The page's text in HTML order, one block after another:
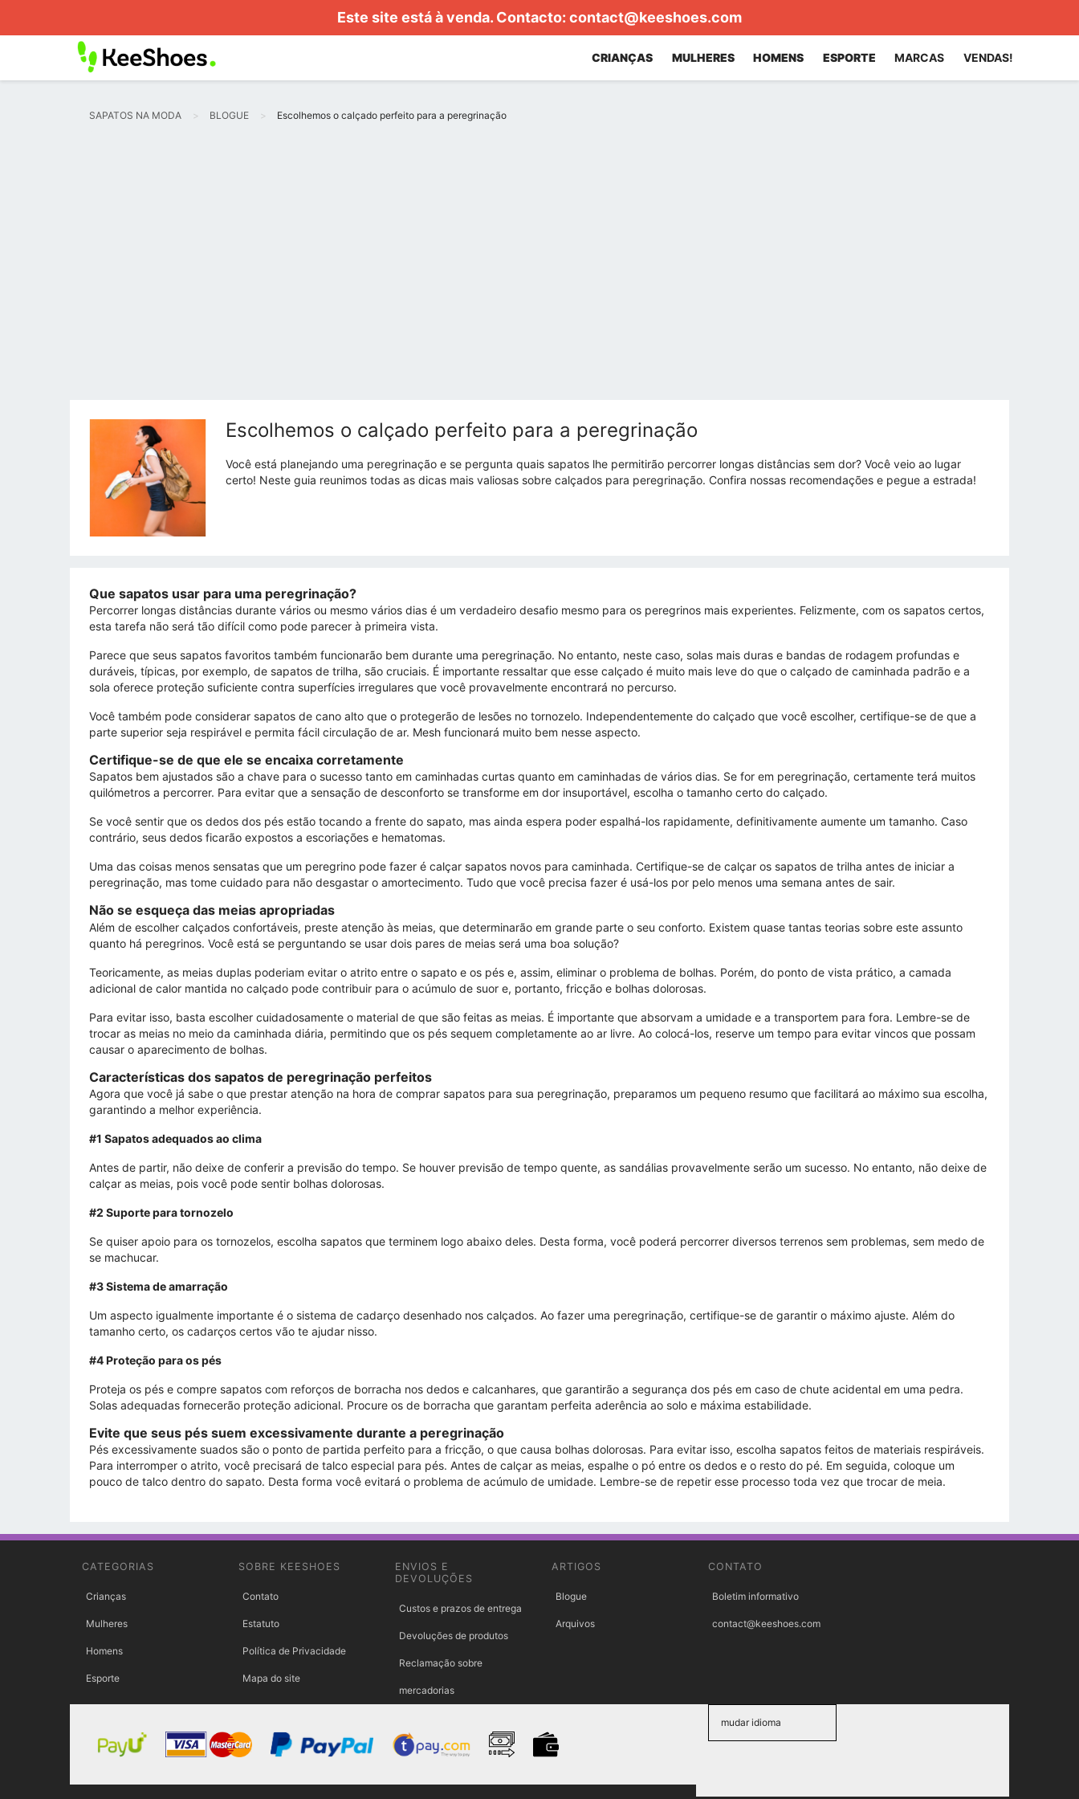
Este site está à venda. Contacto: contact@keeshoes.com
CRIANÇAS MULHERES HOMENS ESPORTE MARCAS VENDAS!
SAPATOS NA MODA BLOGUE Escolhemos o calçado perfeito para a peregrinação
Escolhemos o calçado perfeito para a peregrinação
Você está planejando uma peregrinação e se pergunta quais sapatos lhe permitirão percorrer longas distâncias sem dor? Você veio ao lugar
certo! Neste guia reunimos todas as dicas mais valiosas sobre calçados para peregrinação. Confira nossas recomendações e pegue a estrada!
Que sapatos usar para uma peregrinação?
Percorrer longas distâncias durante vários ou mesmo vários dias é um verdadeiro desafio mesmo para os peregrinos mais experientes. Felizmente, com os sapatos certos,
esta tarefa não será tão difícil como pode parecer à primeira vista.
Parece que seus sapatos favoritos também funcionarão bem durante uma peregrinação. No entanto, neste caso, solas mais duras e bandas de rodagem profundas e
duráveis, típicas, por exemplo, de sapatos de trilha, são cruciais. É importante ressaltar que esse calçado é muito mais leve do que o calçado de caminhada padrão e a
sola oferece proteção suficiente contra superfícies irregulares que você provavelmente encontrará no percurso.
Você também pode considerar sapatos de cano alto que o protegerão de lesões no tornozelo. Independentemente do calçado que você escolher, certifique-se de que a
parte superior seja respirável e permita fácil circulação de ar. Mesh funcionará muito bem nesse aspecto.
Certifique-se de que ele se encaixa corretamente
Sapatos bem ajustados são a chave para o sucesso tanto em caminhadas curtas quanto em caminhadas de vários dias. Se for em peregrinação, certamente terá muitos
quilómetros a percorrer. Para evitar que a sensação de desconforto se transforme em dor insuportável, escolha o tamanho certo do calçado.
Se você sentir que os dedos dos pés estão tocando a frente do sapato, mas ainda espera poder espalhá-los rapidamente, definitivamente aumente um tamanho. Caso
contrário, seus dedos ficarão expostos a escoriações e hematomas.
Uma das coisas menos sensatas que um peregrino pode fazer é calçar sapatos novos para caminhada. Certifique-se de calçar os sapatos de trilha antes de iniciar a
peregrinação, mas tome cuidado para não desgastar o amortecimento. Tudo que você precisa fazer é usá-los por pelo menos uma semana antes de sair.
Não se esqueça das meias apropriadas
Além de escolher calçados confortáveis, preste atenção às meias, que determinarão em grande parte o seu conforto. Existem quase tantas teorias sobre este assunto
quanto há peregrinos. Você está se perguntando se usar dois pares de meias será uma boa solução?
Teoricamente, as meias duplas poderiam evitar o atrito entre o sapato e os pés e, assim, eliminar o problema de bolhas. Porém, do ponto de vista prático, a camada
adicional de calor mantida no calçado pode contribuir para o acúmulo de suor e, portanto, fricção e bolhas dolorosas.
Para evitar isso, basta escolher cuidadosamente o material de que são feitas as meias. É importante que absorvam a umidade e a transportem para fora. Lembre-se de
trocar as meias no meio da caminhada diária, permitindo que os pés sequem completamente ao ar livre. Ao colocá-los, reserve um tempo para evitar vincos que possam
causar o aparecimento de bolhas.
Características dos sapatos de peregrinação perfeitos
Agora que você já sabe o que prestar atenção na hora de comprar sapatos para sua peregrinação, preparamos um pequeno resumo que facilitará ao máximo sua escolha,
garantindo a melhor experiência.
#1 Sapatos adequados ao clima
Antes de partir, não deixe de conferir a previsão do tempo. Se houver previsão de tempo quente, as sandálias provavelmente serão um sucesso. No entanto, não deixe de
calçar as meias, pois você pode sentir bolhas dolorosas.
#2 Suporte para tornozelo
Se quiser apoio para os tornozelos, escolha sapatos que terminem logo abaixo deles. Desta forma, você poderá percorrer diversos terrenos sem problemas, sem medo de
se machucar.
#3 Sistema de amarração
Um aspecto igualmente importante é o sistema de cadarço desenhado nos calçados. Ao fazer uma peregrinação, certifique-se de garantir o máximo ajuste. Além do
tamanho certo, os cadarços certos vão te ajudar nisso.
#4 Proteção para os pés
Proteja os pés e compre sapatos com reforços de borracha nos dedos e calcanhares, que garantirão a segurança dos pés em caso de chute acidental em uma pedra.
Solas adequadas fornecerão proteção adicional. Procure os de borracha que garantam perfeita aderência ao solo e máxima estabilidade.
Evite que seus pés suem excessivamente durante a peregrinação
Pés excessivamente suados são o ponto de partida perfeito para a fricção, o que causa bolhas dolorosas. Para evitar isso, escolha sapatos feitos de materiais respiráveis.
Para interromper o atrito, você precisará de talco especial para pés. Antes de calçar as meias, espalhe o pó entre os dedos e o resto do pé. Em seguida, coloque um
pouco de talco dentro do sapato. Desta forma você evitará o problema de acúmulo de umidade. Lembre-se de repetir esse processo toda vez que trocar de meia.
CATEGORIAS
Crianças
Mulheres
Homens
Esporte
SOBRE KEESHOES
Contato
Estatuto
Política de Privacidade
Mapa do site
ENVIOS E
DEVOLUÇÕES
Custos e prazos de entrega
Devoluções de produtos
Reclamação sobre
mercadorias
ARTIGOS
Blogue
Arquivos
CONTATO
Boletim informativo
contact@keeshoes.com
mudar idioma